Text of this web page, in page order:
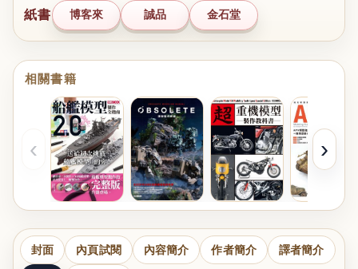
紙書 博客來 誠品 金石堂
相關書籍
‹ ›
封面 內頁試閱 內容簡介 作者簡介 譯者簡介